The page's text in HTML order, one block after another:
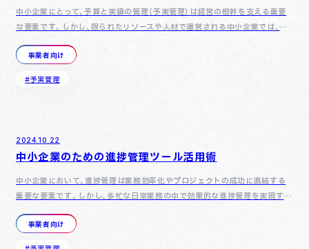
中小企業にとって、予算と実績の管理（予実管理）は経営の根幹を支える重要
な要素です。しかし、限られたリソースや人材で運営される中小企業では、予
実管理においてさまざまなミスが生じやすく、それが業績に悪影…
事業者向け
#予実管理
2024.10.22
中小企業のための進捗管理ツール活用術
中小企業において、進捗管理は業務効率化やプロジェクトの成功に直結する
重要な要素です。しかし、多忙な日常業務の中で効果的な進捗管理を実現する
のは容易ではありません。本記事では、中小企業が進捗管理ツール…
事業者向け